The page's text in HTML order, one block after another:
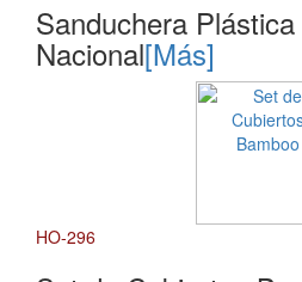
Sanduchera
Nacional[Más]
HO-296